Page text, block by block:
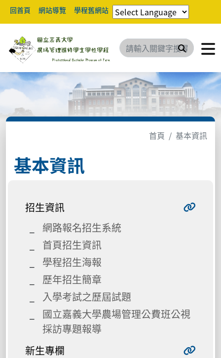
回首頁 網站導覽 學程舊網站
搜尋
首頁 基本資訊
基本資訊
招生資訊
網路報名招生系統
首頁招生資訊
學程招生海報
歷年招生簡章
入學考試之歷屆試題
國立嘉義大學農場管理公費班公視
採訪專題報導
新生專欄